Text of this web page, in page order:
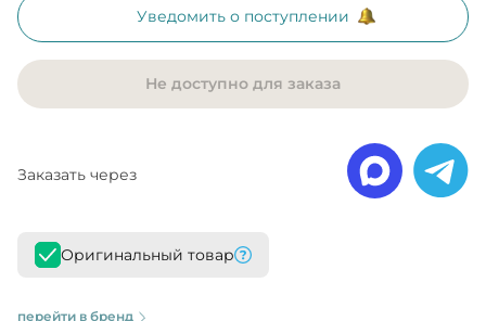
Уведомить о поступлении
Не доступно для заказа
Заказать через
Оригинальный товар
перейти в бренд